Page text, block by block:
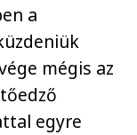
a
mégis az
egyre